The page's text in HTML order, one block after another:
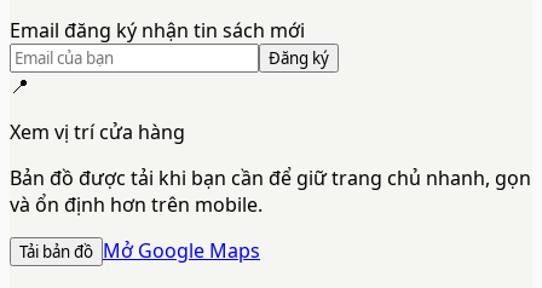
Email đăng ký nhận tin sách mới
Đăng ký
📍
Xem vị trí cửa hàng
Bản đồ được tải khi bạn cần để giữ trang chủ nhanh, gọn
và ổn định hơn trên mobile.
Tải bản đồ Mở Google Maps